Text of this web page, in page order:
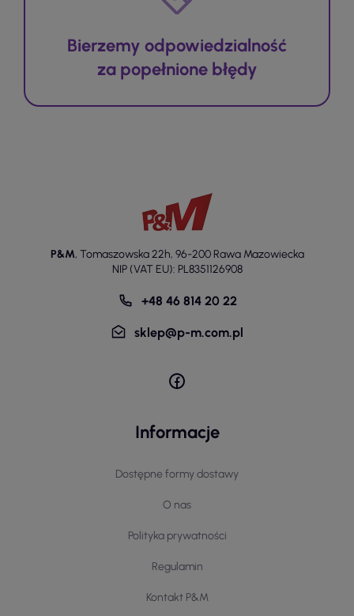
Bierzemy odpowiedzialność
za popełnione błędy
P&M, Tomaszowska 22h, 96-200 Rawa Mazowiecka
NIP (VAT EU): PL8351126908
+48 46 814 20 22
sklep@p-m.com.pl
Informacje
Dostępne formy dostawy
O nas
Polityka prywatności
Regulamin
Kontakt P&M